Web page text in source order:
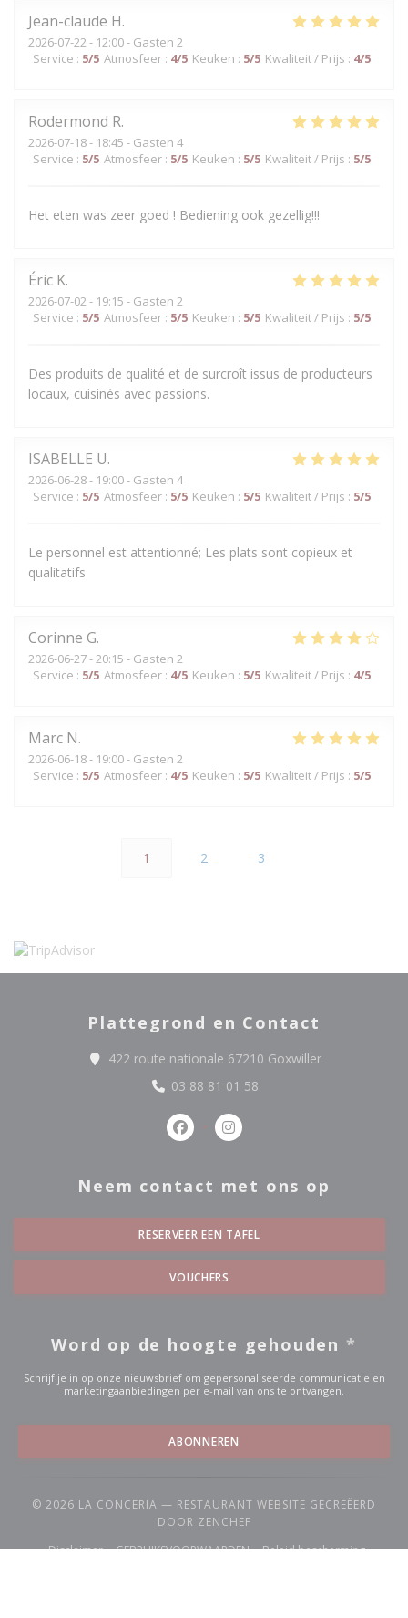
Jean-claude H
2026-07-22 - 12:00 - Gasten 2
Service : 5/5 Atmosfeer : 4/5 Keuken : 5/5 Kwaliteit / Prijs : 4/5
Rodermond R
2026-07-18- 18:45 - Gasten 4
Service : 5/5 Atmosfeer : 5/5 Keuken : 5/5 Kwaliteit / Prijs : 5/5
Het eten was zeer goed ! Bediening ook gezellig!!!
Éric K
2026-07-02 - 19:15 - Gasten 2
Service : 5/5 Atmosfeer : 5/5 Keuken : 5/5 Kwaliteit / Prijs : 5/5
Des produits de qualité et de surcroît issus de producteurs
locaux, cuisinés avec passions.
ISABELLE U
2026-06-28- 19:00 - Gasten 4
Service : 5/5 Atmosfeer : 5/5 Keuken : 5/5 Kwaliteit / Prijs : 5/5
Le personnel est attentionné; Les plats sont copieux et
qualitatifs
Corinne G
2026-06-27- 20:15 - Gasten 2
Service : 5/5 Atmosfeer : 4/5 Keuken : 5/5 Kwaliteit / Prijs : 4/5
Marc N
2026-06-18- 19:00 - Gasten 2
Service : 5/5 Atmosfeer : 4/5 Keuken : 5/5 Kwaliteit / Prijs : 5/5
1 2 3
Plattegrond en Contact
422 route nationale 67210 Goxwiller((opent in een
03 88 81 01 58
Facebook ((opent in een nieuw
Instagram ((opent in een
Neem contact met ons op
RESERVEER EEN TAFEL
VOUCHERS
Word op de hoogte gehouden *
Schrijf je in op onze nieuwsbrief om gepersonaliseerde communicatie en
marketingaanbiedingen per e-mail van ons te ontvangen.
ABONNEREN
© 2026 LA CONCERIA — RESTAURANT WEBSITE GECREËERD
DOOR ZENCHEF((OPENT IN EEN NIEUW
Disclaimer((opent in een nieuw venster))
GEBRUIKSVOORWAARDEN((opent in een nieuw venster))
Beleid bescherming